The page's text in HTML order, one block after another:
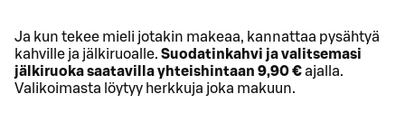
Ja kun tekee mieli jotakin makeaa, kannattaa pysähtyä
kahville ja jälkiruoalle. Suodatinkahvi ja valitsemasi
jälkiruoka saatavilla yhteishintaan 9,90 €ajalla.
Valikoimasta löytyy herkkuja joka makuun.